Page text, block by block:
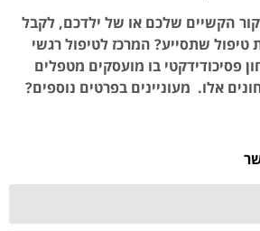
הקשיים שלכם או של ילדכם, לקבל
שתסייע? המרכז לטיפול רגשי
פסיכודידקטי בו מועסקים מטפלים
אלו. מעוניינים בפרטים נוספים?